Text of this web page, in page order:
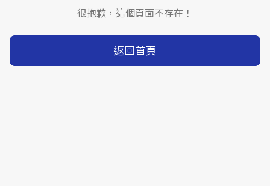
很抱歉，這個頁面不存在！
返回首頁